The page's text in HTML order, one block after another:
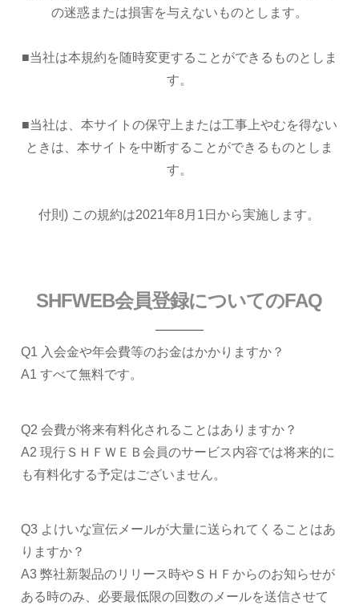
の迷惑または損害を与えないものとします。
■当社は本規約を随時変更することができるものとしま
す。
■当社は、本サイトの保守上または工事上やむを得ない
ときは、本サイトを中断することができるものとしま
す。
付則) この規約は2021年8月1日から実施します。
SHFWEB会員登録についてのFAQ
Q1 入会金や年会費等のお金はかかりますか？
A1 すべて無料です。
Q2 会費が将来有料化されることはありますか？
A2 現行ＳＨＦＷＥＢ会員のサービス内容では将来的に
も有料化する予定はございません。
Q3 よけいな宣伝メールが大量に送られてくることはあ
りますか？
A3 弊社新製品のリリース時やＳＨＦからのお知らせが
ある時のみ、必要最低限の回数のメールを送信させて